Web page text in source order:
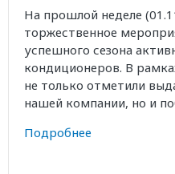
На прошлой неделе
торжественное
успешного сезона
кондиционеров. В
не только отметили
нашей компании, но и
Подробнее